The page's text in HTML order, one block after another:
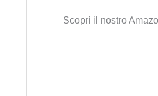
Scopri il nostro